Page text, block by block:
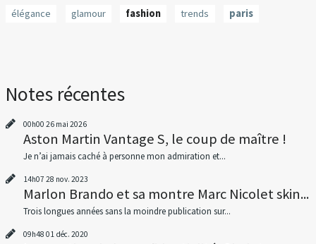
élégance
glamour fashion trends paris
Notes récentes
00h00 26 mai 2026
Aston Martin Vantage S, le coup de maître !
Je n’ai jamais caché à personne mon admiration et...
14h07 28 nov. 2023
Marlon Brando et sa montre Marc Nicolet skin...
Trois longues années sans la moindre publication sur...
09h48 01 déc. 2020